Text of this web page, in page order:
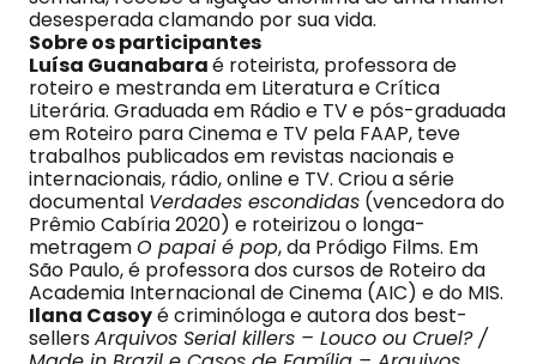
desesperada clamando por sua vida.
Sobre os participantes
Luísa Guanabaraé roteirista, professora de
roteiro e mestranda em Literatura e Crítica
Literária. Graduada em Rádio e TV e pós-graduada
em Roteiro para Cinema e TV pela FAAP, teve
trabalhos publicados em revistas nacionais e
internacionais, rádio, online e TV. Criou a série
documental Verdades escondidas (vencedora do
Prêmio Cabíria 2020) e roteirizou o longa-
metragemO papai é pop, da Pródigo Films. Em
São Paulo, é professora dos cursos de Roteiro da
Academia Internacional de Cinema (AIC) e do MIS.
Ilana Casoyé criminóloga e autora dos best-
sellersArquivos Serial killers – Louco ou Cruel? /